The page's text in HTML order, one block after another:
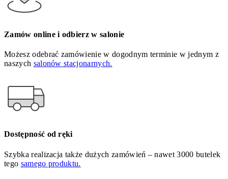
Zamów online i odbierz w salonie
Możesz odebrać zamówienie w dogodnym terminie w jednym z
naszych salonów stacjonarnych.
Dostępność od ręki
Szybka realizacja także dużych zamówień – nawet 3000 butelek
tego samego produktu.